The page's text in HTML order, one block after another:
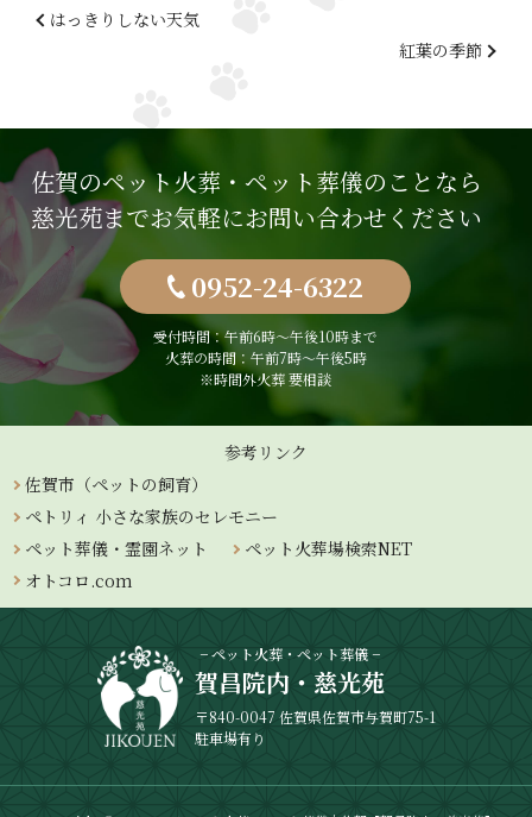
はっきりしない天気
紅葉の季節
佐賀のペット火葬・ペット葬儀のことなら
慈光苑までお気軽にお問い合わせください
0952-24-6322
受付時間：午前6時〜午後10時まで
火葬の時間：午前7時～午後5時
※時間外火葬 要相談
参考リンク
佐賀市（ペットの飼育）
ペトリィ 小さな家族のセレモニー
ペット葬儀・霊園ネット
ペット火葬場検索NET
オトコロ.com
− ペット火葬・ペット葬儀 −
賀昌院内・慈光苑
〒840-0047 佐賀県佐賀市与賀町75-1
駐車場有り